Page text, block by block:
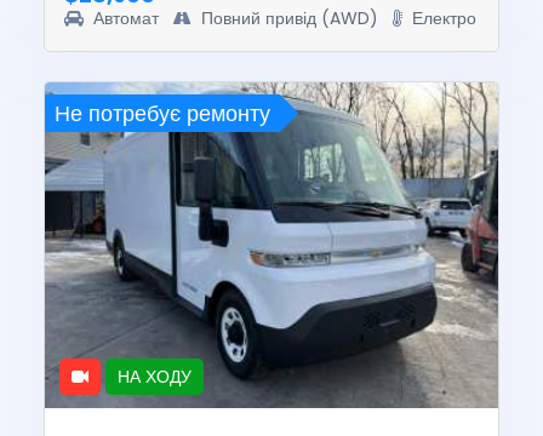
Автомат Повний привід (AWD) Електро
Не потребує ремонту
НА ХОДУ